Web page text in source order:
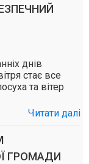
днів
стає все
та вітер
Читати далі
ГРОМАДИ